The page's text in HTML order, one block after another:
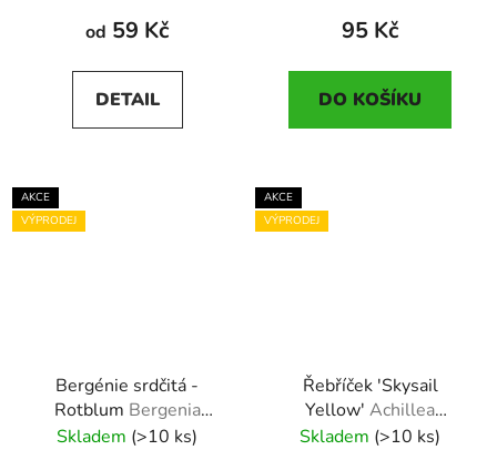
od 59 Kč
DETAIL
95 Kč
DO KOŠÍKU
AKCE
VÝPRODEJ
Bergénie srdčitá -
Rotblum Bergenia
cordifolia Rotblum
Skladem (>10 ks)
AKCE
VÝPRODEJ
Řebříček 'Skysail
Yellow' Achillea
millefolium 'Skysail
Skladem (>10 ks)